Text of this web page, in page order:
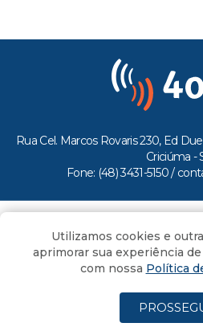
Rua Cel. Marcos Rovaris 230, Ed
Criciúma -
Fone: (48) 3431-5150 /
Todos os direitos
Utilizamos cookies e
aprimorar sua experiência
com nossa Política